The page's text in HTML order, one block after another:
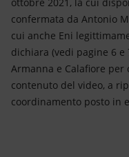
confermata da Antonio
cui anche Eni
dichiara (vedi pagine 6 e
Armanna e Calafiore per
contenuto del video, a
coordinamento posto in